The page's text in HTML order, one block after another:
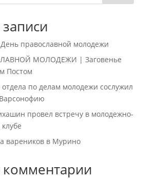
православной молодежи
МОЛОДЕЖИ | Заговенье
Постом
отдела по делам молодежи сослужил
провел встречу в молодежно-
вареников в Мурино